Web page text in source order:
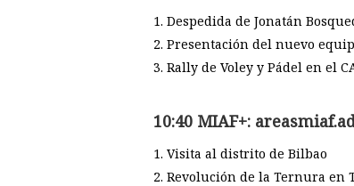
1. Despedida de Jonatán
2. Presentación del nuevo
3. Rally de Voley y Pádel en el
10:40 MIAF+:
1. Visita al distrito de Bilbao
2. Revolución de la Ternura en